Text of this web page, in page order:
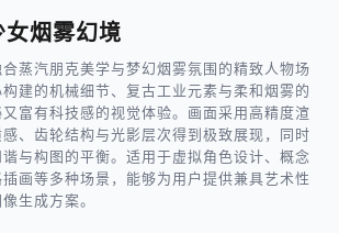
烟雾幻境
蒸汽朋克美学与梦幻烟雾氛围的精致人物场
建的机械细节、复古工业元素与柔和烟雾的
富有科技感的视觉体验。画面采用高精度渲
、齿轮结构与光影层次得到极致展现，同时
与构图的平衡。适用于虚拟角色设计、概念
画等多种场景，能够为用户提供兼具艺术性
生成方案。